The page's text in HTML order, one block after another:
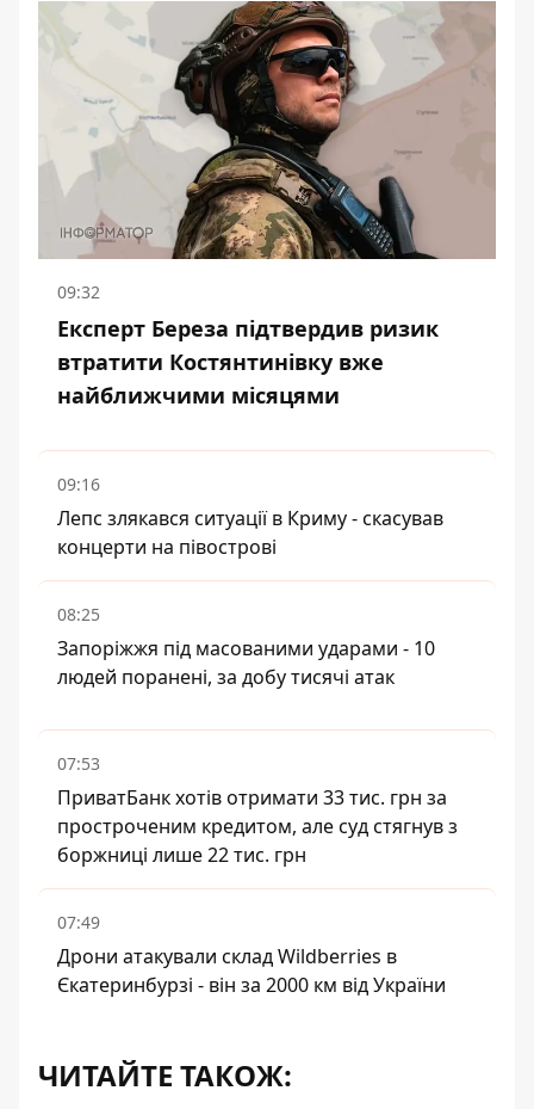
09:32
Експерт Береза підтвердив ризик
втратити Костянтинівку вже
найближчими місяцями
09:16
Лепс злякався ситуації в Криму - скасував
концерти на півострові
08:25
Запоріжжя під масованими ударами - 10
людей поранені, за добу тисячі атак
07:53
ПриватБанк хотів отримати 33 тис. грн за
простроченим кредитом, але суд стягнув з
боржниці лише 22 тис. грн
07:49
Дрони атакували склад Wildberries в
Єкатеринбурзі - він за 2000 км від України
ЧИТАЙТЕ ТАКОЖ: